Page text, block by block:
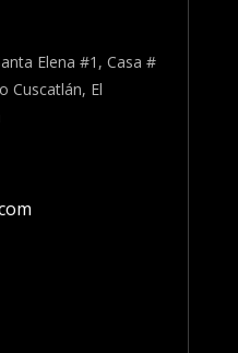
Elena #1, Casa #
Cuscatlán, El